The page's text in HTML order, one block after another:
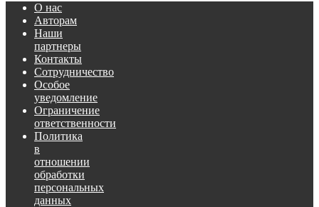
О нас
Авторам
Наши
партнеры
Контакты
Сотрудничество
Особое
уведомление
Ограничение
ответственности
Политика
в
отношении
обработки
персональных
данных